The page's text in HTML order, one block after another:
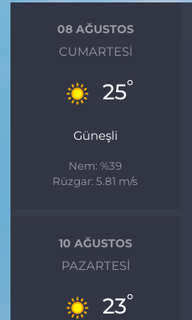
08 AĞUSTOS
CUMARTESI
25°
Güneşli
Nem: %39
Rüzgar: 5.81 m/s
10 AĞUSTOS
PAZARTESI
23°